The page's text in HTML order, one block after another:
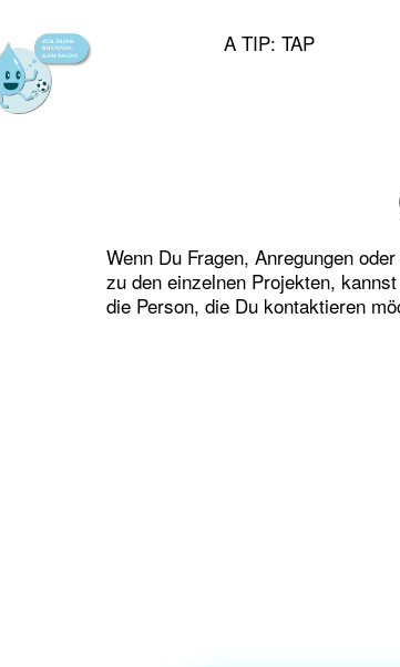
A TIP: TAP
Wenn Du Fragen, Anregungen
zu den einzelnen Projekten,
die Person, die Du kontaktieren